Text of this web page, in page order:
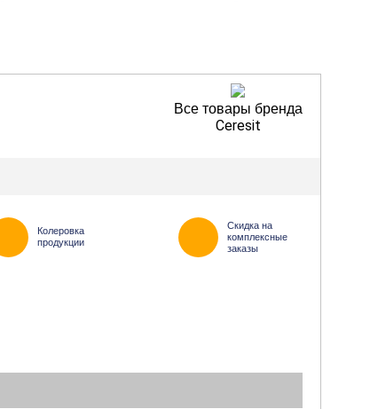
Все товары бренда
Ceresit
Колеровка
продукции
Скидка на
комплексные
заказы